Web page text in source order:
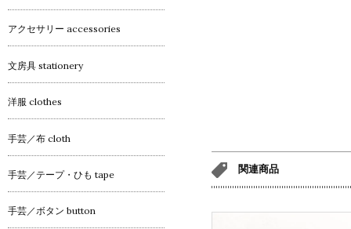
関連商品
アクセサリー accessories
文房具 stationery
洋服 clothes
手芸／布 cloth
手芸／テープ・ひも tape
手芸／ボタン button